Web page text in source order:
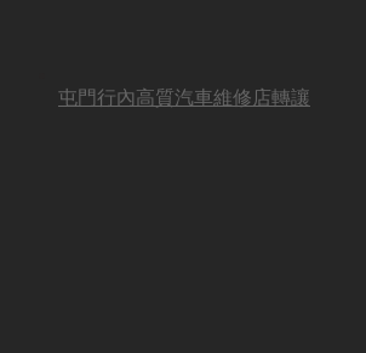
屯門行內高質汽車維修店轉讓